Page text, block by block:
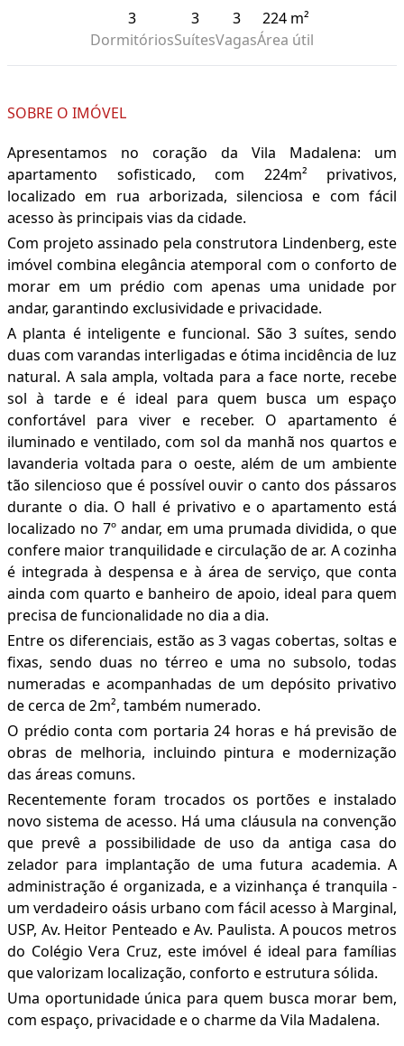
3
Dormitórios
3
Suítes
3
Vagas
224 m²
Área útil
SOBRE O IMÓVEL
Apresentamos no coração da Vila Madalena: um
apartamento sofisticado, com 224m² privativos,
localizado em rua arborizada, silenciosa e com fácil
acesso às principais vias da cidade.
Com projeto assinado pela construtora Lindenberg, este
imóvel combina elegância atemporal com o conforto de
morar em um prédio com apenas uma unidade por
andar, garantindo exclusividade e privacidade.
A planta é inteligente e funcional. São 3 suítes, sendo
duas com varandas interligadas e ótima incidência de luz
natural. A sala ampla, voltada para a face norte, recebe
sol à tarde e é ideal para quem busca um espaço
confortável para viver e receber. O apartamento é
iluminado e ventilado, com sol da manhã nos quartos e
lavanderia voltada para o oeste, além de um ambiente
tão silencioso que é possível ouvir o canto dos pássaros
durante o dia. O hall é privativo e o apartamento está
localizado no 7º andar, em uma prumada dividida, o que
confere maior tranquilidade e circulação de ar. A cozinha
é integrada à despensa e à área de serviço, que conta
ainda com quarto e banheiro de apoio, ideal para quem
precisa de funcionalidade no dia a dia.
Entre os diferenciais, estão as 3 vagas cobertas, soltas e
fixas, sendo duas no térreo e uma no subsolo, todas
numeradas e acompanhadas de um depósito privativo
de cerca de 2m², também numerado.
O prédio conta com portaria 24 horas e há previsão de
obras de melhoria, incluindo pintura e modernização
das áreas comuns.
Recentemente foram trocados os portões e instalado
novo sistema de acesso. Há uma cláusula na convenção
que prevê a possibilidade de uso da antiga casa do
zelador para implantação de uma futura academia. A
administração é organizada, e a vizinhança é tranquila -
um verdadeiro oásis urbano com fácil acesso à Marginal,
USP, Av. Heitor Penteado e Av. Paulista. A poucos metros
do Colégio Vera Cruz, este imóvel é ideal para famílias
que valorizam localização, conforto e estrutura sólida.
Uma oportunidade única para quem busca morar bem,
com espaço, privacidade e o charme da Vila Madalena.